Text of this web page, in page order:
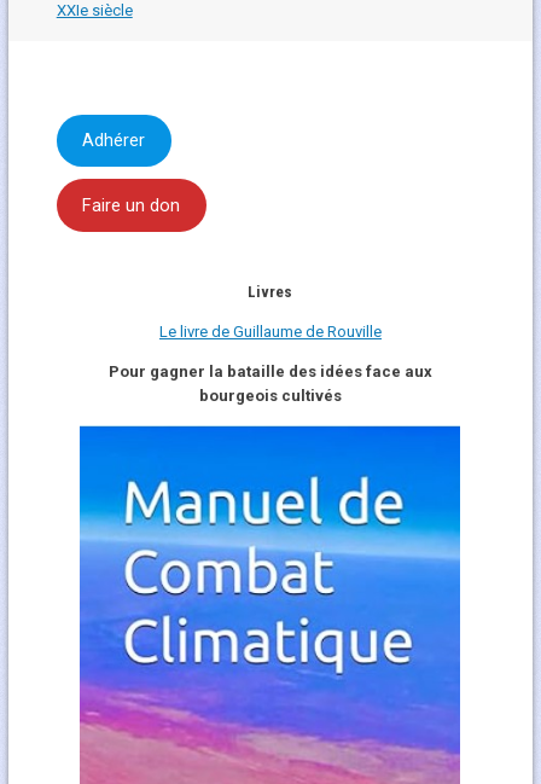
XXIe siècle
Adhérer
Faire un don
Livres
Le livre de Guillaume de Rouville
Pour gagner la bataille des idées face aux
bourgeois cultivés